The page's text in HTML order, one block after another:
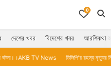
0
দেশের খবর বিদেশের খবর আরশিকথা
News ডিজিপি'র রহস্য মৃত্যুর নিরপেক্ষ তদন্তের